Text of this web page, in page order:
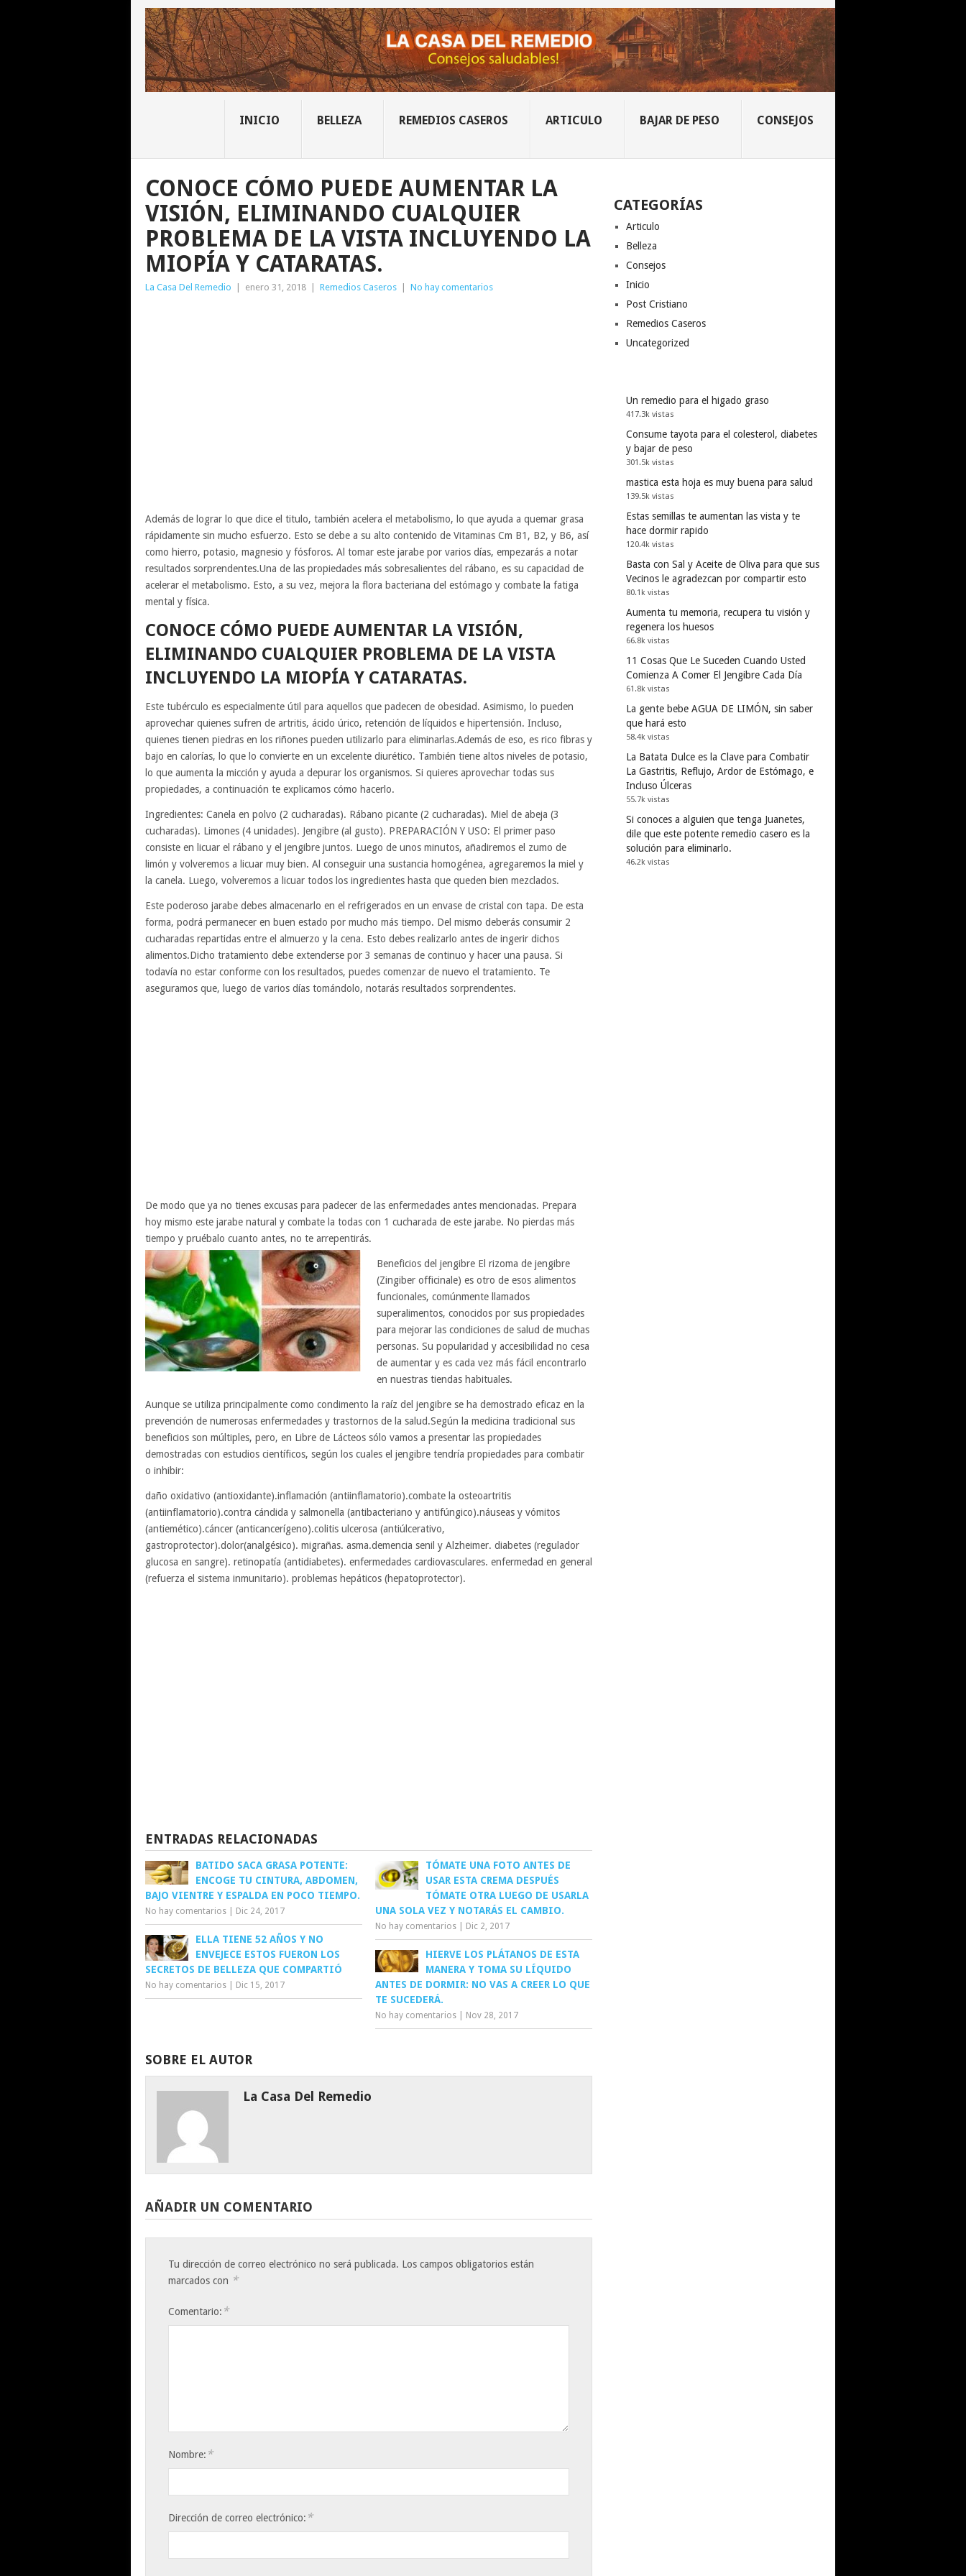
INICIO BELLEZA REMEDIOS CASEROS ARTICULO BAJAR DE PESO CONSEJOS
CONOCE CÓMO PUEDE AUMENTAR LA
VISIÓN, ELIMINANDO CUALQUIER
PROBLEMA DE LA VISTA INCLUYENDO LA
MIOPÍA Y CATARATAS.
La Casa Del Remedio | enero 31, 2018 | Remedios Caseros | No hay comentarios
Además de lograr lo que dice el titulo, también acelera el metabolismo, lo que ayuda a quemar grasa
rápidamente sin mucho esfuerzo. Esto se debe a su alto contenido de Vitaminas Cm B1, B2, y B6, así
como hierro, potasio, magnesio y fósforos. Al tomar este jarabe por varios días, empezarás a notar
resultados sorprendentes.Una de las propiedades más sobresalientes del rábano, es su capacidad de
acelerar el metabolismo. Esto, a su vez, mejora la flora bacteriana del estómago y combate la fatiga
mental y física.
CONOCE CÓMO PUEDE AUMENTAR LA VISIÓN,
ELIMINANDO CUALQUIER PROBLEMA DE LA VISTA
INCLUYENDO LA MIOPÍA Y CATARATAS.
Este tubérculo es especialmente útil para aquellos que padecen de obesidad. Asimismo, lo pueden
aprovechar quienes sufren de artritis, ácido úrico, retención de líquidos e hipertensión. Incluso,
quienes tienen piedras en los riñones pueden utilizarlo para eliminarlas.Además de eso, es rico fibras y
bajo en calorías, lo que lo convierte en un excelente diurético. También tiene altos niveles de potasio,
lo que aumenta la micción y ayuda a depurar los organismos. Si quieres aprovechar todas sus
propiedades, a continuación te explicamos cómo hacerlo.
Ingredientes: Canela en polvo (2 cucharadas). Rábano picante (2 cucharadas). Miel de abeja (3
cucharadas). Limones (4 unidades). Jengibre (al gusto). PREPARACIÓN Y USO: El primer paso
consiste en licuar el rábano y el jengibre juntos. Luego de unos minutos, añadiremos el zumo de
limón y volveremos a licuar muy bien. Al conseguir una sustancia homogénea, agregaremos la miel y
la canela. Luego, volveremos a licuar todos los ingredientes hasta que queden bien mezclados.
Este poderoso jarabe debes almacenarlo en el refrigerados en un envase de cristal con tapa. De esta
forma, podrá permanecer en buen estado por mucho más tiempo. Del mismo deberás consumir 2
cucharadas repartidas entre el almuerzo y la cena. Esto debes realizarlo antes de ingerir dichos
alimentos.Dicho tratamiento debe extenderse por 3 semanas de continuo y hacer una pausa. Si
todavía no estar conforme con los resultados, puedes comenzar de nuevo el tratamiento. Te
aseguramos que, luego de varios días tomándolo, notarás resultados sorprendentes.
De modo que ya no tienes excusas para padecer de las enfermedades antes mencionadas. Prepara
hoy mismo este jarabe natural y combate la todas con 1 cucharada de este jarabe. No pierdas más
tiempo y pruébalo cuanto antes, no te arrepentirás.
Beneficios del jengibre El rizoma de jengibre
(Zingiber officinale) es otro de esos alimentos
funcionales, comúnmente llamados
superalimentos, conocidos por sus propiedades
para mejorar las condiciones de salud de muchas
personas. Su popularidad y accesibilidad no cesa
de aumentar y es cada vez más fácil encontrarlo
en nuestras tiendas habituales.
Aunque se utiliza principalmente como condimento la raíz del jengibre se ha demostrado eficaz en la
prevención de numerosas enfermedades y trastornos de la salud.Según la medicina tradicional sus
beneficios son múltiples, pero, en Libre de Lácteos sólo vamos a presentar las propiedades
demostradas con estudios científicos, según los cuales el jengibre tendría propiedades para combatir
o inhibir:
daño oxidativo (antioxidante).inflamación (antiinflamatorio).combate la osteoartritis
(antiinflamatorio).contra cándida y salmonella (antibacteriano y antifúngico).náuseas y vómitos
(antiemético).cáncer (anticancerígeno).colitis ulcerosa (antiúlcerativo,
gastroprotector).dolor(analgésico). migrañas. asma.demencia senil y Alzheimer. diabetes (regulador
glucosa en sangre). retinopatía (antidiabetes). enfermedades cardiovasculares. enfermedad en general
(refuerza el sistema inmunitario). problemas hepáticos (hepatoprotector).
ENTRADAS RELACIONADAS
BATIDO SACA GRASA POTENTE:
ENCOGE TU CINTURA, ABDOMEN,
BAJO VIENTRE Y ESPALDA EN POCO TIEMPO.
No hay comentarios Dic 24, 2017
TÓMATE UNA FOTO ANTES DE
USAR ESTA CREMA DESPUÉS
TÓMATE OTRA LUEGO DE USARLA
UNA SOLA VEZ Y NOTARÁS EL CAMBIO.
No hay comentarios Dic 2, 2017
ELLA TIENE 52 AÑOS Y NO
ENVEJECE ESTOS FUERON LOS
SECRETOS DE BELLEZA QUE COMPARTIÓ
No hay comentarios Dic 15, 2017
HIERVE LOS PLÁTANOS DE ESTA
MANERA Y TOMA SU LÍQUIDO
ANTES DE DORMIR: NO VAS A CREER LO QUE
TE SUCEDERÁ.
No hay comentarios Nov 28, 2017
SOBRE EL AUTOR
La Casa Del Remedio
AÑADIR UN COMENTARIO
Tu dirección de correo electrónico no será publicada. Los campos obligatorios están
marcados con *
Comentario: *
Nombre: *
Dirección de correo electrónico: *
CATEGORÍAS
Articulo
Belleza
Consejos
Inicio
Post Cristiano
Remedios Caseros
Uncategorized
Un remedio para el higado graso
417.3k vistas
Consume tayota para el colesterol, diabetes
y bajar de peso
301.5k vistas
mastica esta hoja es muy buena para salud
139.5k vistas
Estas semillas te aumentan las vista y te
hace dormir rapido
120.4k vistas
Basta con Sal y Aceite de Oliva para que sus
Vecinos le agradezcan por compartir esto
80.1k vistas
Aumenta tu memoria, recupera tu visión y
regenera los huesos
66.8k vistas
11 Cosas Que Le Suceden Cuando Usted
Comienza A Comer El Jengibre Cada Día
61.8k vistas
La gente bebe AGUA DE LIMÓN, sin saber
que hará esto
58.4k vistas
La Batata Dulce es la Clave para Combatir
La Gastritis, Reflujo, Ardor de Estómago, e
Incluso Úlceras
55.7k vistas
Si conoces a alguien que tenga Juanetes,
dile que este potente remedio casero es la
solución para eliminarlo.
46.2k vistas